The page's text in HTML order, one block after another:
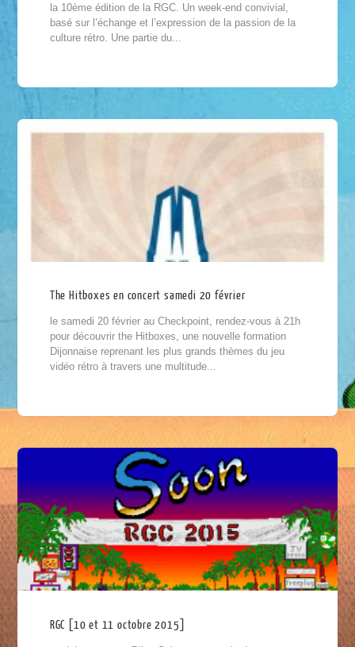
la 10ème édition de la RGC. Un week-end convivial,
basé sur l’échange et l’expression de la passion de la
culture rétro. Une partie du...
The Hitboxes en concert samedi 20 février
le samedi 20 février au Checkpoint, rendez-vous à 21h
pour découvrir the Hitboxes, une nouvelle formation
Dijonnaise reprenant les plus grands thèmes du jeu
vidéo rétro à travers une multitude...
RGC [10 et 11 octobre 2015]